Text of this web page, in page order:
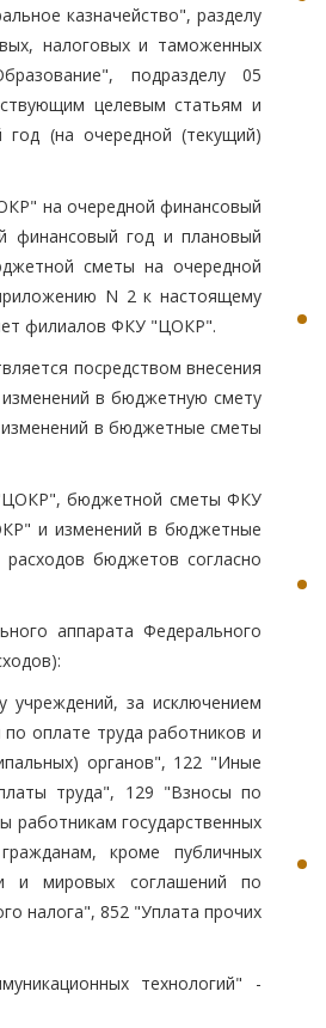
казначейство", разделу
налоговых и таможенных
подразделу 05
целевым статьям и
(на очередной (текущий)
на очередной финансовый
финансовый год и плановый
сметы на очередной
N 2 к настоящему
филиалов ФКУ "ЦОКР".
посредством внесения
в бюджетную смету
в бюджетные сметы
бюджетной сметы ФКУ
и изменений в бюджетные
бюджетов согласно
аппарата Федерального
за исключением
оплате труда работников и
органов", 122 "Иные
труда", 129 "Взносы по
работникам государственных
кроме публичных
и мировых соглашений по
налога", 852 "Уплата прочих
технологий" -